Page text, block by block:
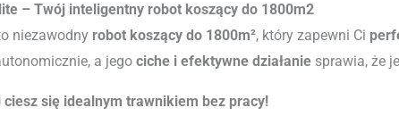
– Twój inteligentny robot koszący do 1800m2
niezawodny robot koszący do 1800m², który zapewni Ci
a jego ciche i efektywne działanie sprawia, że
się idealnym trawnikiem bez pracy!